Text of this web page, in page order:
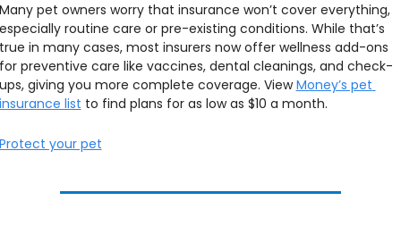
pet owners worry that insurance won’t cover everything,
routine care or pre-existing conditions. While that’s
in many cases, most insurers now offer wellness add-ons
preventive care like vaccines, dental cleanings, and check-
giving you more complete coverage. View Money’s pet
list to find plans for as low as $10 a month.
your pet